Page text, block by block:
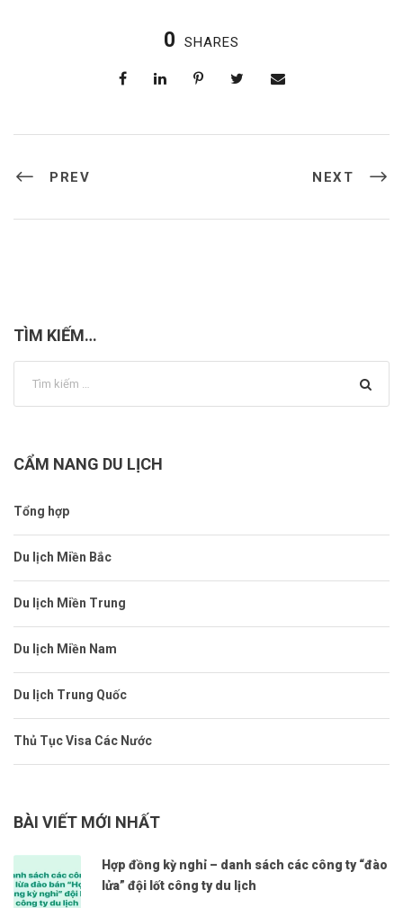
0 SHARES
PREV NEXT
TÌM KIẾM…
CẨM NANG DU LỊCH
Tổng hợp
Du lịch Miền Bắc
Du lịch Miền Trung
Du lịch Miền Nam
Du lịch Trung Quốc
Thủ Tục Visa Các Nước
BÀI VIẾT MỚI NHẤT
Hợp đồng kỳ nghỉ – danh sách các công ty “đào
lửa” đội lốt công ty du lịch